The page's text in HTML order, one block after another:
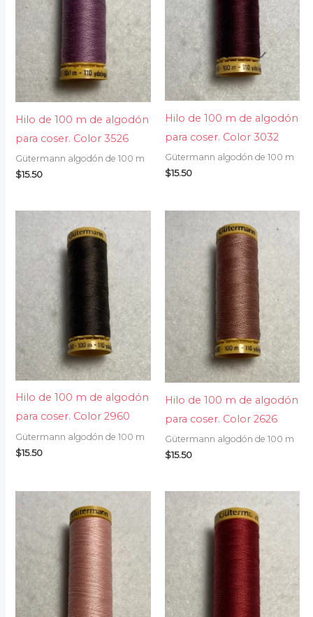
Hilo de 100 m de algodón
para coser. Color 3526
Gütermann algodón de 100 m
$15.50
Hilo de 100 m de algodón
para coser. Color 3032
Gütermann algodón de 100 m
$15.50
Hilo de 100 m de algodón
para coser. Color 2960
Gütermann algodón de 100 m
$15.50
Hilo de 100 m de algodón
para coser. Color 2626
Gütermann algodón de 100 m
$15.50